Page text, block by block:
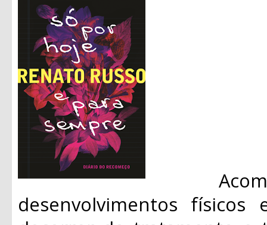
desenvolvimentos